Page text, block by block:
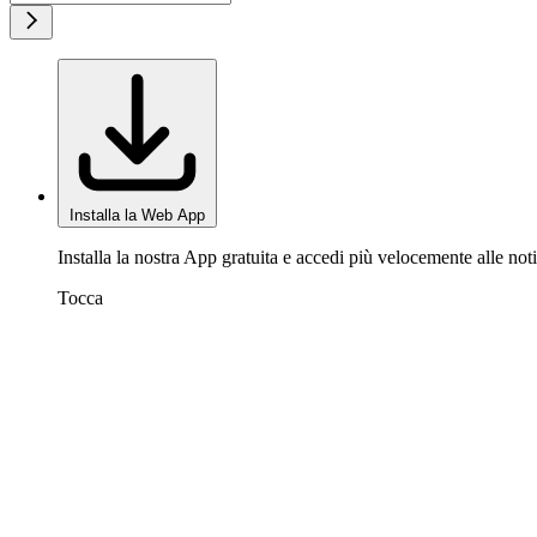
Installa la Web App
Installa la nostra App gratuita e accedi più velocemente alle
Tocca